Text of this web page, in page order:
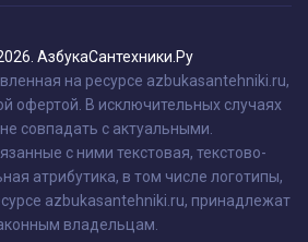
АзбукаСантехники.Ру
на ресурсе azbukasantehniki.ru,
офертой. В исключительных случаях
совпадать с актуальными.
с ними текстовая, текстово-
атрибутика, в том числе логотипы,
azbukasantehniki.ru, принадлежат
владельцам.